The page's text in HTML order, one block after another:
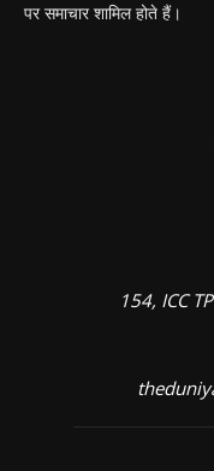
पर समाचार शामिल होते हैं।
154, ICC